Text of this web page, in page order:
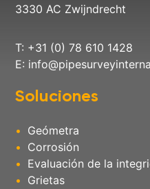
3330 AC Zwijndrecht
T: +31 (0) 78 610 1428
E:
Soluciones
Geómetra
Corrosión
Evaluación de la
Grietas